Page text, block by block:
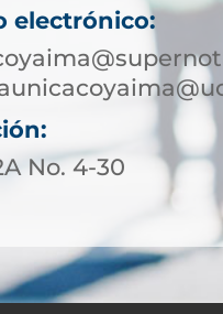
electrónico:
No. 4-30